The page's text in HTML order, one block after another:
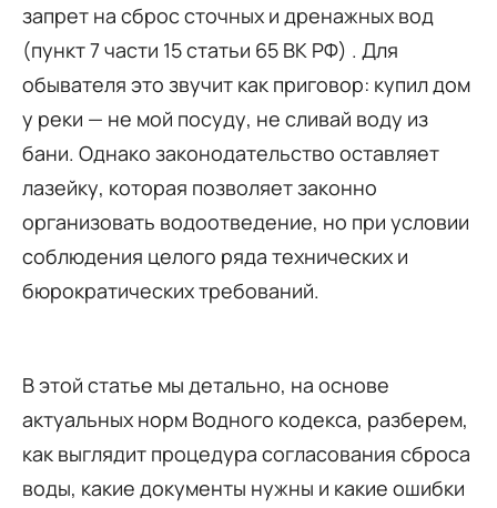
запрет на сброс сточных и дренажных вод
(пункт 7 части 15 статьи 65 ВК РФ) . Для
обывателя это звучит как приговор: купил дом
у реки — не мой посуду, не сливай воду из
бани. Однако законодательство оставляет
лазейку, которая позволяет законно
организовать водоотведение, но при условии
соблюдения целого ряда технических и
бюрократических требований.
В этой статье мы детально, на основе
актуальных норм Водного кодекса, разберем,
как выглядит процедура согласования сброса
воды, какие документы нужны и какие ошибки